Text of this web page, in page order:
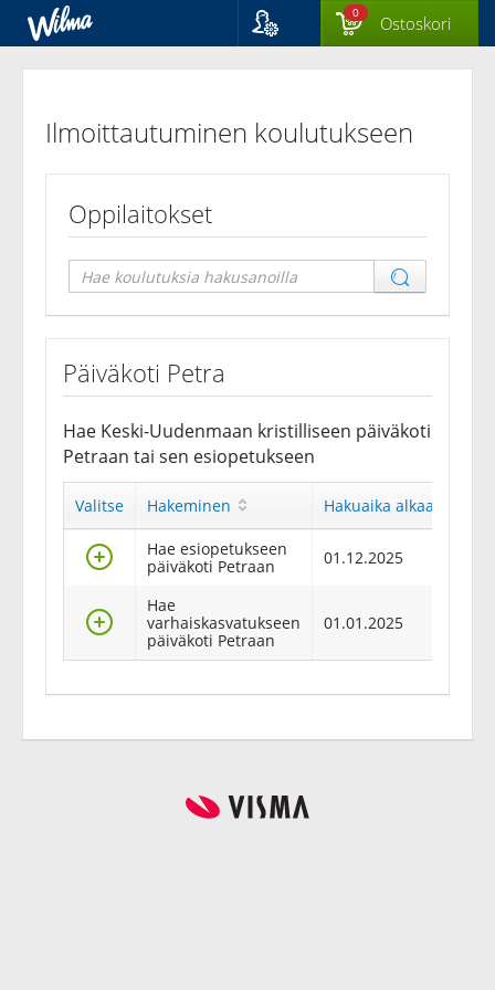
English
0 Ostoskori
koulutukseen
Ilmoittautuminen koulutukseen
Oppilaitokset
Päiväkoti Petra
Hae Keski-Uudenmaan kristilliseen päiväkoti
Petraan tai sen esiopetukseen
Valitse Hakeminen Hakuaika alkaa
ValitseHae esiopetukseen
päiväkoti Petraan
01.12.2025
Valitse
Hae
varhaiskasvatukseen
päiväkoti Petraan
01.01.2025